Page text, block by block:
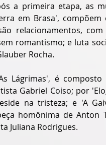
a primeira etapa, as
em Brasa',
relacionamentos,
romantismo; e luta
Rocha.
Lágrimas', é
Gabriel Coiso; por
na tristeza; e 'A
homônima de Anton
Juliana Rodrigues.